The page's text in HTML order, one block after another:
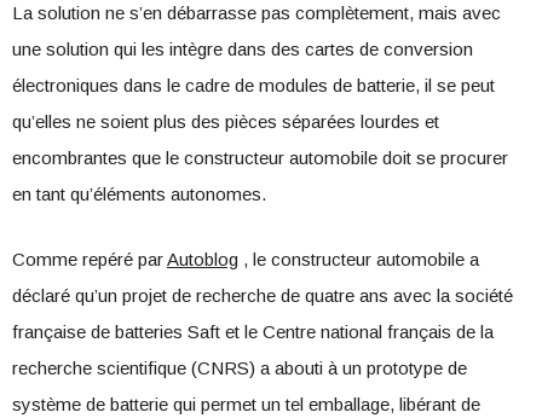
La solution ne s’en débarrasse pas complètement, mais avec
une solution qui les intègre dans des cartes de conversion
électroniques dans le cadre de modules de batterie, il se peut
qu’elles ne soient plus des pièces séparées lourdes et
encombrantes que le constructeur automobile doit se procurer
en tant qu’éléments autonomes.
Comme repéré parAutoblog , le constructeur automobile a
déclaré qu’un projet de recherche de quatre ans avec la société
française de batteries Saft et le Centre national français de la
recherche scientifique (CNRS) a abouti à un prototype de
système de batterie qui permet un tel emballage, libérant de